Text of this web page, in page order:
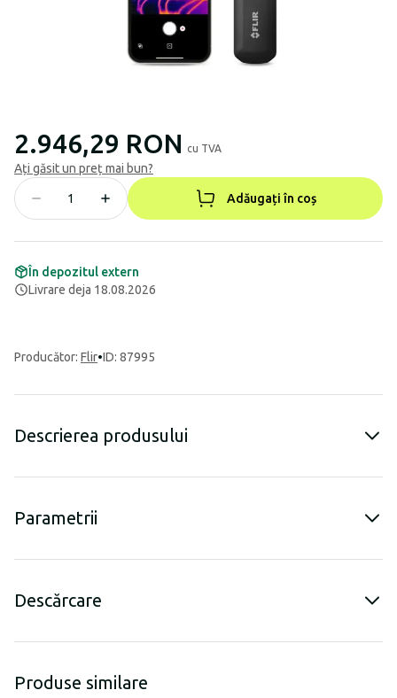
2.946,29 RON cu TVA
Ați găsit un preț mai bun?
Adăugați în coș
În depozitul extern
Livrare deja 18.08.2026
Producător: Flir•ID: 87995
Descrierea produsului
Parametrii
Descărcare
Produse similare